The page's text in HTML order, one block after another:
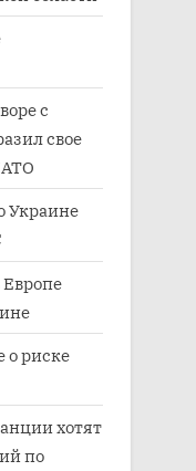
с
свое
Украине
о риске
хотят
по